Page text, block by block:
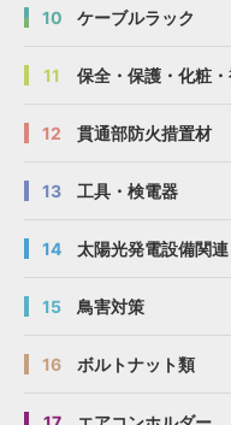
10 ケーブルラック
11 保全・保護・化粧
12 貫通部防火措置材
13 工具・検電器
14 太陽光発電設備関連
15 鳥害対策
16 ボルトナット類